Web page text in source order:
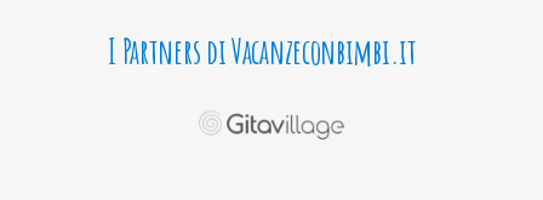
I Partners di Vacanzeconbimbi.it